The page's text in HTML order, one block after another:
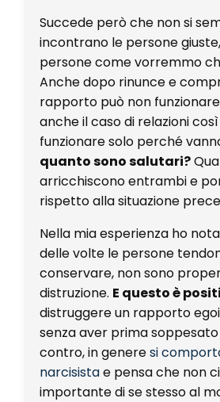
Succede però che non si
incontrano le persone
persone come vorremmo
Anche dopo rinunce e
rapporto può non funzionare
anche il caso di relazioni
funzionare solo perché
quanto sono salutari?
arricchiscono entrambi e
rispetto alla situazione
Nella mia esperienza ho
delle volte le persone
conservare, non sono
distruzione. E questo è
distruggere un rapporto
senza aver prima
contro, in generesi
narcisistae pensa che non
importante di se stesso al